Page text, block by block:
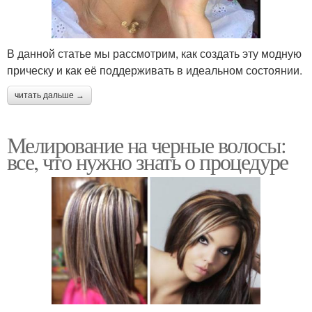
В данной статье мы рассмотрим, как создать эту модную
прическу и как её поддерживать в идеальном состоянии.
читать дальше →
Мелирование на черные волосы:
все, что нужно знать о процедуре